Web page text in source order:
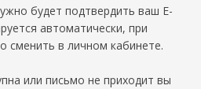
будет подтвердить ваш E-
автоматически, при
сменить в личном кабинете.
или письмо не приходит вы